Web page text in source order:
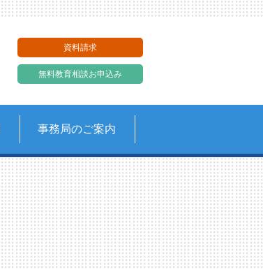
資料請求
無料教育相談お申込み
事務局のご案内